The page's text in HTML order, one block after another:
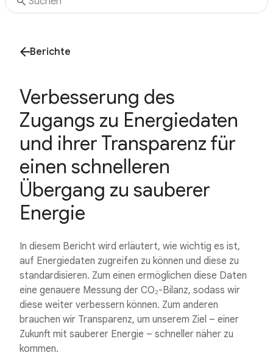
Berichte
Verbesserung des
Zugangs zu Energiedaten
und ihrer Transparenz für
einen schnelleren
Übergang zu sauberer
Energie
In diesem Bericht wird erläutert, wie wichtig es ist,
auf Energiedaten zugreifen zu können und diese zu
standardisieren. Zum einen ermöglichen diese Daten
eine genauere Messung der CO₂-Bilanz, sodass wir
diese weiter verbessern können. Zum anderen
brauchen wir Transparenz, um unserem Ziel – einer
Zukunft mit sauberer Energie – schneller näher zu
kommen.